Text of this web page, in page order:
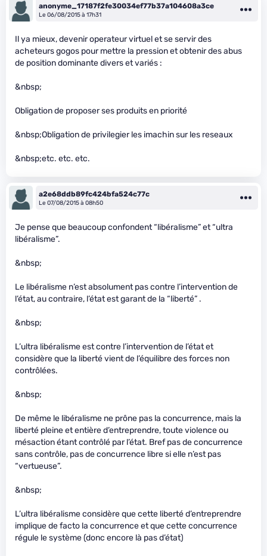
anonyme_17187f2fe30034ef77b37a104608a3ce
Le 06/08/2015 à 17h31
Il ya mieux, devenir operateur virtuel et se servir des
acheteurs gogos pour mettre la pression et obtenir des abus
de position dominante divers et variés :
&nbsp;
Obligation de proposer ses produits en priorité
&nbsp;Obligation de privilegier les imachin sur les reseaux
&nbsp;etc. etc. etc.
a2e68ddb89fc424bfa524c77c
Le 07/08/2015 à 08h50
Je pense que beaucoup confondent “libéralisme” et “ultra
libéralisme”.
&nbsp;
Le libéralisme n’est absolument pas contre l’intervention de
l’état, au contraire, l’état est garant de la “liberté” .
&nbsp;
L’ultra libéralisme est contre l’intervention de l’état et
considère que la liberté vient de l’équilibre des forces non
contrôlées.
&nbsp;
De même le libéralisme ne prône pas la concurrence, mais la
liberté pleine et entière d’entreprendre, toute violence ou
mésaction étant contrôlé par l’état. Bref pas de concurrence
sans contrôle, pas de concurrence libre si elle n’est pas
“vertueuse”.
&nbsp;
L’ultra libéralisme considère que cette liberté d’entreprendre
implique de facto la concurrence et que cette concurrence
régule le système (donc encore là pas d’état)